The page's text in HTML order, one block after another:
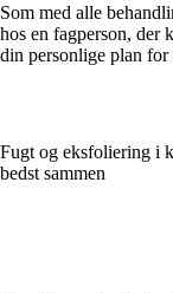
Som med alle
hos en fagperson, der
din personlige plan for
Fugt og eksfoliering i
bedst sammen